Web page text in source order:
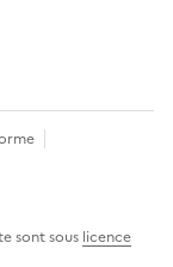
sont sous licence